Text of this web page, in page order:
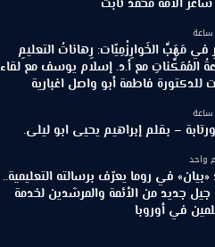
الأمة محمد ثابت
في مَهَبِّ الخَوارِزْمِيّات: رِهاناتُ التعليمِ
المُمَكِّناتِ مع أ.د. إسلام يوسف مع لقاء
للدكتورة فاطمة أبو واصل اغبارية
– بقلم إبراهيم يحيى ابو ليلى.
واحد
في روما يعرّف برسالته التعليمية..
جيل جديد من الأئمة والمرشدين لخدمة
في أوروبا